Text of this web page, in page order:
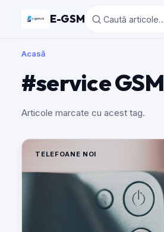
E-GSM
Acasă
#service GSM
Articole marcate cu acest tag.
TELEFOANE NOI